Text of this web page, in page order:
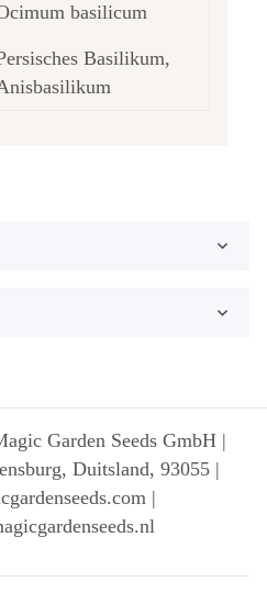
basilicum
Basilikum,
Garden Seeds GmbH |
Duitsland, 93055 |
|